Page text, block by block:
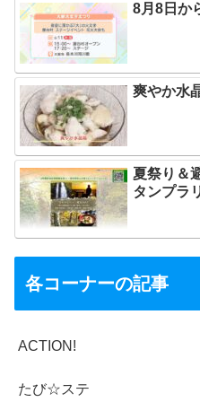
8月8日か
爽やか水
夏祭り＆
タンプラ
各コーナーの記事
ACTION!
たび☆ステ